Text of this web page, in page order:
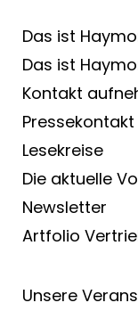
Das ist
Das ist
Kontakt
Pressekontakt
Lesekreise
Die aktuelle
Newsletter
Artfolio
Unsere